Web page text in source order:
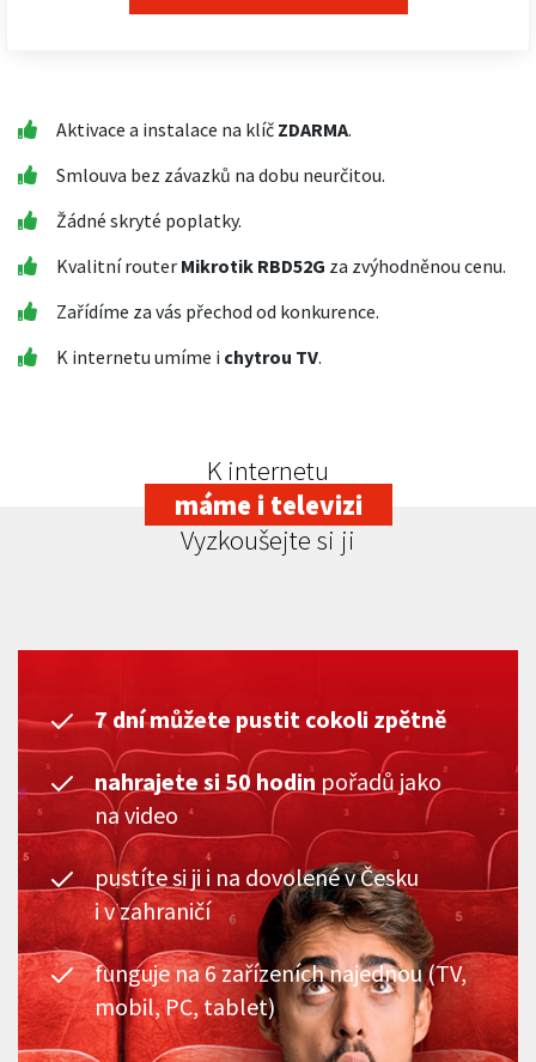
Aktivace a instalace na klíč ZDARMA.
Smlouva bez závazků na dobu neurčitou.
Žádné skryté poplatky.
Kvalitní router Mikrotik RBD52G za zvýhodněnou cenu.
Zařídíme za vás přechod od konkurence.
K internetu umíme i chytrou TV.
K internetu
máme i televizi
Vyzkoušejte si ji
7 dní můžete pustit cokoli zpětně
nahrajete si 50 hodin pořadů jako
na video
pustíte si ji i na dovolené v Česku
i v zahraničí
funguje na 6 zařízeních najednou (TV,
mobil, PC, tablet)